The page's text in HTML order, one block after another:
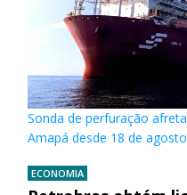
Sonda de perfuração
Amapá desde 18 de
ECONOMIA